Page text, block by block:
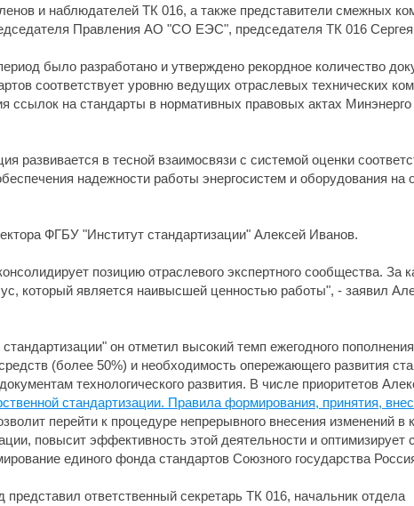
и наблюдателей ТК 016, а также представители смежных
Правления АО "СО ЕЭС", председателя ТК 016
было разработано и утверждено рекордное количество
соответствует уровню ведущих отраслевых технических
ссылок на стандарты в нормативных правовых актах
развивается в тесной взаимосвязи с системой оценки
надежности работы энергосистем и оборудования на
ФГБУ "Институт стандартизации" Алексей Иванов.
позицию отраслевого экспертного сообщества. За
который является наивысшей ценностью работы", - заявил
он отметил высокий темп ежегодного
(более 50%) и необходимость опережающего развития
технологического развития. В числе приоритетов
стандартизации. Правила формирования, принятия,
перейти к процедуре непрерывного внесения изменений в
повысит эффективность этой деятельности и оптимизирует
единого фонда стандартов Союзного государства
ответственный секретарь ТК 016, начальник отдела